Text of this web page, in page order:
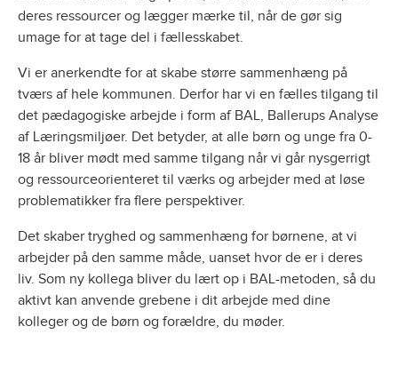
deres ressourcer og lægger mærke til, når de gør sig
umage for at tage del i fællesskabet.
Vi er anerkendte for at skabe større sammenhæng på
tværs af hele kommunen. Derfor har vi en fælles tilgang til
det pædagogiske arbejde i form af BAL, Ballerups Analyse
af Læringsmiljøer. Det betyder, at alle børn og unge fra 0-
18 år bliver mødt med samme tilgang når vi går nysgerrigt
og ressourceorienteret til værks og arbejder med at løse
problematikker fra flere perspektiver.
Det skaber tryghed og sammenhæng for børnene, at vi
arbejder på den samme måde, uanset hvor de er i deres
liv. Som ny kollega bliver du lært op i BAL-metoden, så du
aktivt kan anvende grebene i dit arbejde med dine
kolleger og de børn og forældre, du møder.